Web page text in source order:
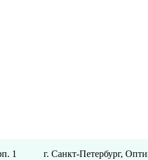
1 г. Санкт-Петербург,